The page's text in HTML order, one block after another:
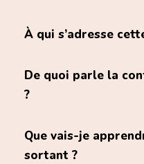
À qui s’adresse
distance
épuisement
De quoi parle la
?
réacteur dans nos
Que vais-je
sortant ?